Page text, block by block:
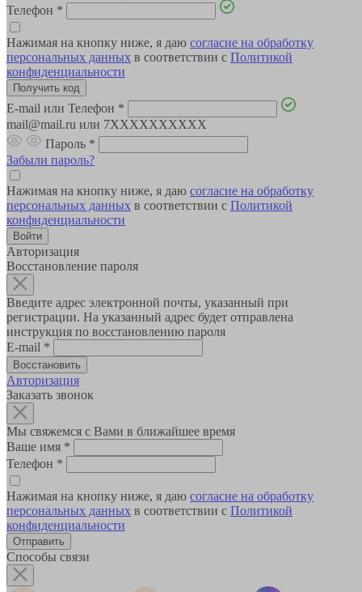
Телефон *
Нажимая на кнопку ниже, я даю согласие на обработку
персональных данных в соответствии с Политикой
конфиденциальности
E-mail или Телефон *
mail@mail.ru или 7XXXXXXXXXX
Пароль *
Забыли пароль?
Нажимая на кнопку ниже, я даю согласие на обработку
персональных данных в соответствии с Политикой
конфиденциальности
Авторизация
Восстановление пароля
Введите адрес электронной почты, указанный при
регистрации. На указанный адрес будет отправлена
инструкция по восстановлению пароля
E-mail *
Авторизация
Заказать звонок
Мы свяжемся с Вами в ближайшее время
Ваше имя *
Телефон *
Нажимая на кнопку ниже, я даю согласие на обработку
персональных данных в соответствии с Политикой
конфиденциальности
Способы связи